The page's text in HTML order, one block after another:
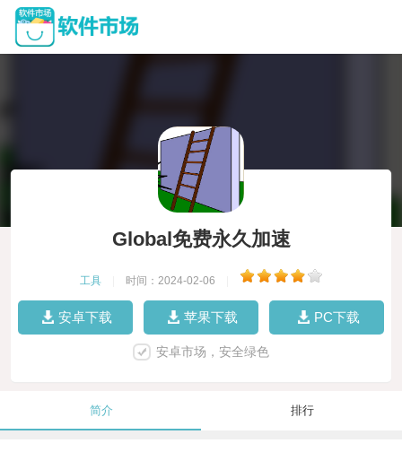
Global免费永久加速
工具 时间：2024-02-06
安卓下载 苹果下载 PC下载
安卓市场，安全绿色
简介 排行